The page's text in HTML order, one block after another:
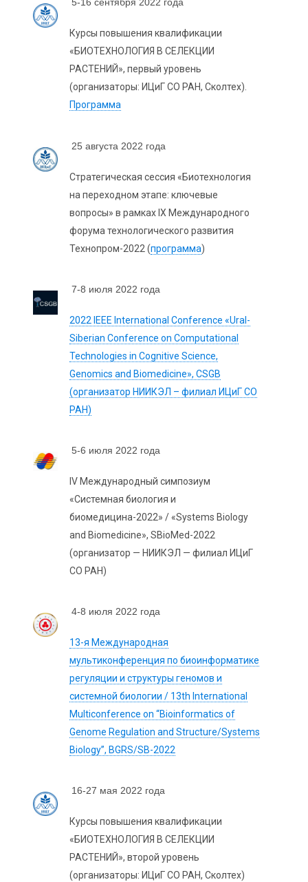
5-16 сентября 2022 года
Курсы повышения квалификации
«БИОТЕХНОЛОГИЯ В СЕЛЕКЦИИ
РАСТЕНИЙ», первый уровень
(организаторы: ИЦиГ СО РАН, Сколтех).
Программа
25 августа 2022 года
Стратегическая сессия «Биотехнология
на переходном этапе: ключевые
вопросы» в рамках IX Международного
форума технологического развития
Технопром-2022 (программа)
7-8 июля 2022 года
2022 IEEE International Conference «Ural-
Siberian Conference on Computational
Technologies in Cognitive Science,
Genomics and Biomedicine», CSGB
(организатор НИИКЭЛ – филиал ИЦиГ СО
РАН)
5-6 июля 2022 года
IV Международный симпозиум
«Системная биология и
биомедицина-2022» / «Systems Biology
and Biomedicine», SBioMed-2022
(организатор — НИИКЭЛ — филиал ИЦиГ
СО РАН)
4-8 июля 2022 года
13-я Международная
мультиконференция по биоинформатике
регуляции и структуры геномов и
системной биологии / 13th International
Multiconference on “Bioinformatics of
Genome Regulation and Structure/Systems
Biology”, BGRS/SB-2022
16-27 мая 2022 года
Курсы повышения квалификации
«БИОТЕХНОЛОГИЯ В СЕЛЕКЦИИ
РАСТЕНИЙ», второй уровень
(организаторы: ИЦиГ СО РАН, Сколтех)